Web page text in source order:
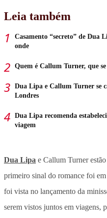
Leia também
Casamento “secreto” de Dua
onde
Quem é Callum Turner, que
Dua Lipa e Callum Turner se
Londres
Dua Lipa recomenda
viagem
Dua Lipa e Callum Turner
primeiro sinal do romance foi
foi vista no lançamento da
serem vistos juntos em viagens,